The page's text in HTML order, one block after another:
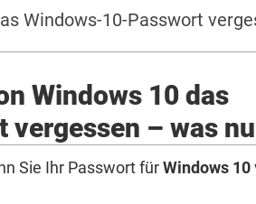
Windows-10-Passwort
Windows 10 das
– was
Sie Ihr Passwort fürWindows 10